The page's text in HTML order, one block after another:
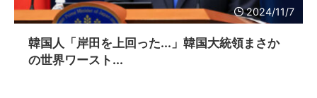
2024/11/7
韓国人「岸田を上回った...」韓国大統領まさか
の世界ワースト...